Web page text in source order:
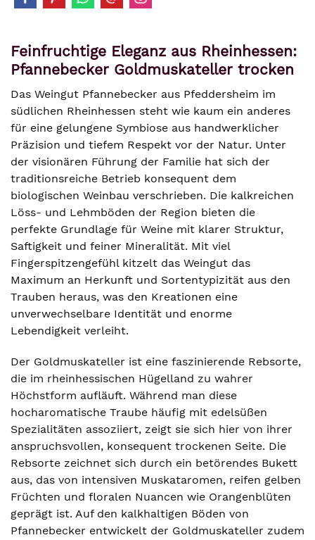
Feinfruchtige Eleganz aus Rheinhessen:
Pfannebecker Goldmuskateller trocken
Das Weingut Pfannebecker aus Pfeddersheim im
südlichen Rheinhessen steht wie kaum ein anderes
für eine gelungene Symbiose aus handwerklicher
Präzision und tiefem Respekt vor der Natur. Unter
der visionären Führung der Familie hat sich der
traditionsreiche Betrieb konsequent dem
biologischen Weinbau verschrieben. Die kalkreichen
Löss- und Lehmböden der Region bieten die
perfekte Grundlage für Weine mit klarer Struktur,
Saftigkeit und feiner Mineralität. Mit viel
Fingerspitzengefühl kitzelt das Weingut das
Maximum an Herkunft und Sortentypizität aus den
Trauben heraus, was den Kreationen eine
unverwechselbare Identität und enorme
Lebendigkeit verleiht.
Der Goldmuskateller ist eine faszinierende Rebsorte,
die im rheinhessischen Hügelland zu wahrer
Höchstform aufläuft. Während man diese
hocharomatische Traube häufig mit edelsüßen
Spezialitäten assoziiert, zeigt sie sich hier von ihrer
anspruchsvollen, konsequent trockenen Seite. Die
Rebsorte zeichnet sich durch ein betörendes Bukett
aus, das von intensiven Muskataromen, reifen gelben
Früchten und floralen Nuancen wie Orangenblüten
geprägt ist. Auf den kalkhaltigen Böden von
Pfannebecker entwickelt der Goldmuskateller zudem